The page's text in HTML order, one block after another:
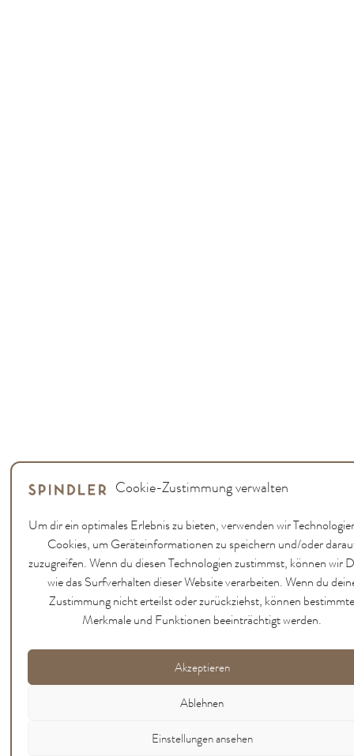
Cookie-Zustimmung verwalten
Um dir ein optimales Erlebnis zu bieten, verwenden wir
Cookies, um Geräteinformationen zu speichern und/oder
zuzugreifen. Wenn du diesen Technologien zustimmst, können wir
wie das Surfverhalten dieser Website verarbeiten. Wenn du
Zustimmung nicht erteilst oder zurückziehst, können
Merkmale und Funktionen beeinträchtigt werden.
Akzeptieren
Ablehnen
Einstellungen ansehen